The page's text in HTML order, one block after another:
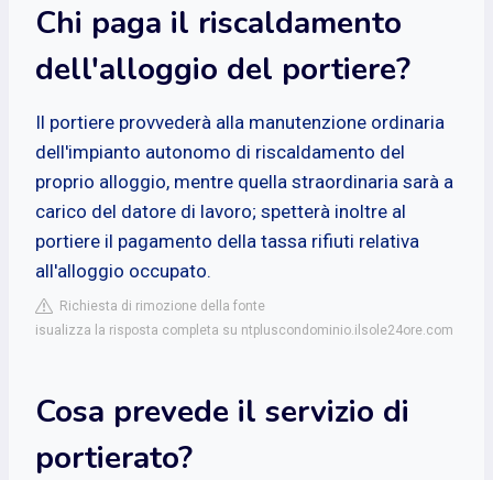
Chi paga il riscaldamento
dell'alloggio del portiere?
Il portiere provvederà alla manutenzione ordinaria
dell'impianto autonomo di riscaldamento del
proprio alloggio, mentre quella straordinaria sarà a
carico del datore di lavoro; spetterà inoltre al
portiere il pagamento della tassa rifiuti relativa
all'alloggio occupato.
Richiesta di rimozione della fonte
isualizza la risposta completa su ntpluscondominio.ilsole24ore.com
Cosa prevede il servizio di
portierato?